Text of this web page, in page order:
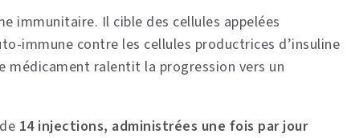
immunitaire. Il cible des cellules appelées
immune contre les cellules productrices d’insuline
médicament ralentit la progression vers un
14 injections, administrées une fois par jour